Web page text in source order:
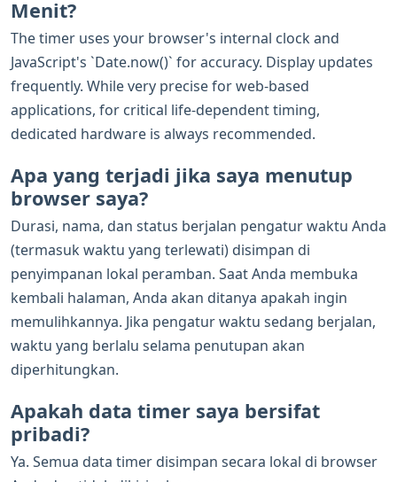
Menit?
The timer uses your browser's internal clock and
JavaScript's `Date.now()` for accuracy. Display updates
frequently. While very precise for web-based
applications, for critical life-dependent timing,
dedicated hardware is always recommended.
Apa yang terjadi jika saya menutup
browser saya?
Durasi, nama, dan status berjalan pengatur waktu Anda
(termasuk waktu yang terlewati) disimpan di
penyimpanan lokal peramban. Saat Anda membuka
kembali halaman, Anda akan ditanya apakah ingin
memulihkannya. Jika pengatur waktu sedang berjalan,
waktu yang berlalu selama penutupan akan
diperhitungkan.
Apakah data timer saya bersifat
pribadi?
Ya. Semua data timer disimpan secara lokal di browser